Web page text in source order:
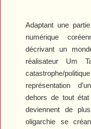
Adaptant une
numérique
décrivant un
réalisateur Um
catastrophe/
représentation
dehors de tout
deviennent de
oligarchie se